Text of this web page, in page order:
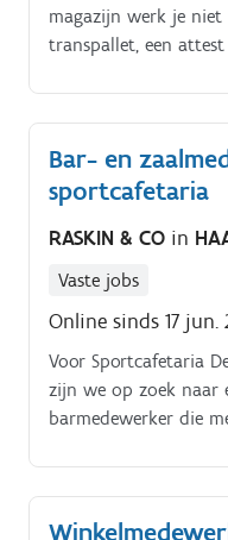
magazijn werk je
transpallet, een
Bar- en
sportcafetaria
RASKIN & CO in
Vaste jobs
Online sinds 17 jun.
Voor Sportcafetaria
zijn we op zoek naar
barmedewerker die
ontvangt klanten
bestellingen op,